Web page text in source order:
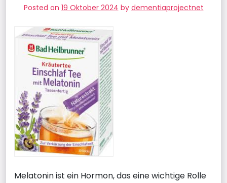
Posted on 19 Oktober 2024 by dementiaprojectnet
Melatonin ist ein Hormon, das eine wichtige Rolle